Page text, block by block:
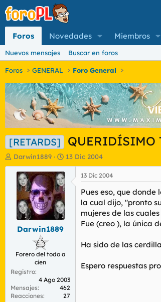
Foros Novedades Miembros
Nuevos mensajes Buscar en foros
Foros GENERAL Foro General
[RETARDS] QUERIDÍSIMO
I
n
a
o
e
a
Darwin1889
F
e
13 Dic 2004
Darwin1889
Forero del todo a
cien
Registro
4 Ago 2003
Mensajes
462
Reacciones
27
13 Dic 2004
Pues eso, que
la cual dijo, "pronto
mujeres de las
Fue (creo ), la única
Ha sido de las
Espero respuestas